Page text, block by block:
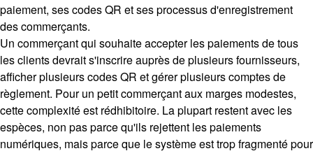
paiement, ses codes QR et ses processus d'enregistrement
des commerçants.
Un commerçant qui souhaite accepter les paiements de tous
les clients devrait s'inscrire auprès de plusieurs fournisseurs,
afficher plusieurs codes QR et gérer plusieurs comptes de
règlement. Pour un petit commerçant aux marges modestes,
cette complexité est rédhibitoire. La plupart restent avec les
espèces, non pas parce qu'ils rejettent les paiements
numériques, mais parce que le système est trop fragmenté pour